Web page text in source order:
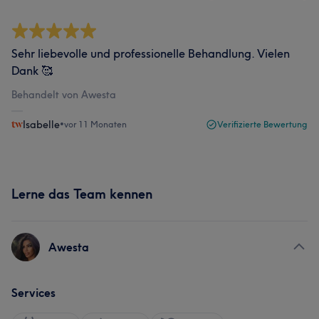
Sehr liebevolle und professionelle Behandlung. Vielen
Dank 🥰
Behandelt von Awesta
Isabelle•vor 11 Monaten Verifizierte Bewertung
Lerne das Team kennen
Awesta
Services